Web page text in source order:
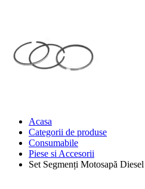
Acasa
Categorii de produse
Consumabile
Piese si Accesorii
Set Segmenți Motosapă